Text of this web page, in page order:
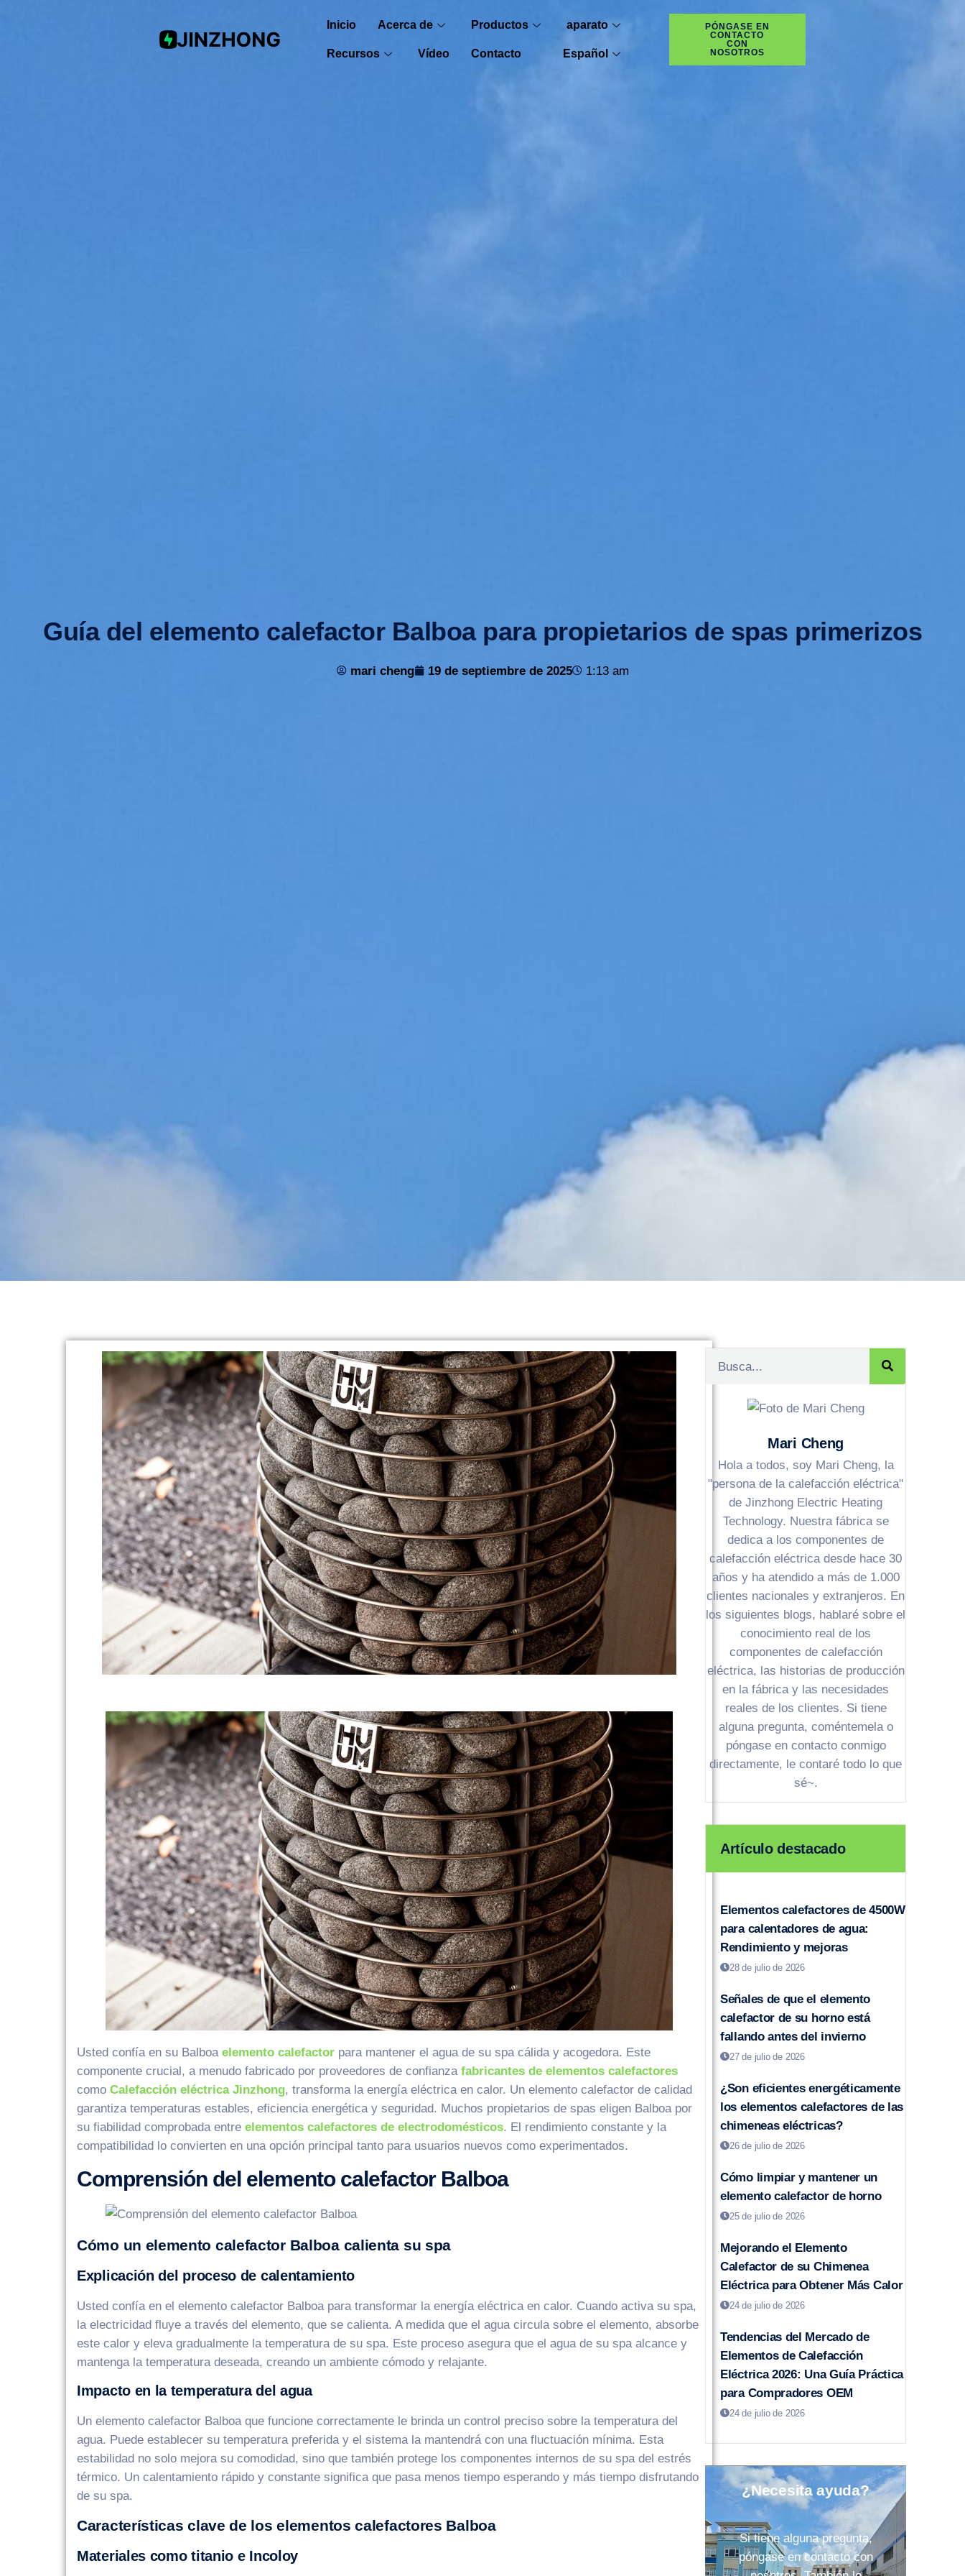
Inicio Acerca de Productos aparato
Recursos Vídeo Contacto Español
PÓNGASE EN
CONTACTO
CON
NOSOTROS
Guía del elemento calefactor Balboa para propietarios de spas primerizos
mari cheng 19 de septiembre de 2025 1:13 am
Usted confía en su Balboa elemento calefactor para mantener el agua de su spa cálida y acogedora. Este
componente crucial, a menudo fabricado por proveedores de confianza fabricantes de elementos calefactores
como Calefacción eléctrica Jinzhong , transforma la energía eléctrica en calor. Un elemento calefactor de calidad
garantiza temperaturas estables, eficiencia energética y seguridad. Muchos propietarios de spas eligen Balboa por
su fiabilidad comprobada entre elementos calefactores de electrodomésticos . El rendimiento constante y la
compatibilidad lo convierten en una opción principal tanto para usuarios nuevos como experimentados.
Comprensión del elemento calefactor Balboa
Cómo un elemento calefactor Balboa calienta su spa
Explicación del proceso de calentamiento
Usted confía en el elemento calefactor Balboa para transformar la energía eléctrica en calor. Cuando activa su spa,
la electricidad fluye a través del elemento, que se calienta. A medida que el agua circula sobre el elemento, absorbe
este calor y eleva gradualmente la temperatura de su spa. Este proceso asegura que el agua de su spa alcance y
mantenga la temperatura deseada, creando un ambiente cómodo y relajante.
Impacto en la temperatura del agua
Un elemento calefactor Balboa que funcione correctamente le brinda un control preciso sobre la temperatura del
agua. Puede establecer su temperatura preferida y el sistema la mantendrá con una fluctuación mínima. Esta
estabilidad no solo mejora su comodidad, sino que también protege los componentes internos de su spa del estrés
térmico. Un calentamiento rápido y constante significa que pasa menos tiempo esperando y más tiempo disfrutando
de su spa.
Características clave de los elementos calefactores Balboa
Materiales como titanio e Incoloy
Mari Cheng
Hola a todos, soy Mari Cheng, la
"persona de la calefacción eléctrica"
de Jinzhong Electric Heating
Technology. Nuestra fábrica se
dedica a los componentes de
calefacción eléctrica desde hace 30
años y ha atendido a más de 1.000
clientes nacionales y extranjeros. En
los siguientes blogs, hablaré sobre el
conocimiento real de los
componentes de calefacción
eléctrica, las historias de producción
en la fábrica y las necesidades
reales de los clientes. Si tiene
alguna pregunta, coméntemela o
póngase en contacto conmigo
directamente, le contaré todo lo que
sé~.
Artículo destacado
Elementos calefactores de 4500W
para calentadores de agua:
Rendimiento y mejoras
28 de julio de 2026
Señales de que el elemento
calefactor de su horno está
fallando antes del invierno
27 de julio de 2026
¿Son eficientes energéticamente
los elementos calefactores de las
chimeneas eléctricas?
26 de julio de 2026
Cómo limpiar y mantener un
elemento calefactor de horno
25 de julio de 2026
Mejorando el Elemento
Calefactor de su Chimenea
Eléctrica para Obtener Más Calor
24 de julio de 2026
Tendencias del Mercado de
Elementos de Calefacción
Eléctrica 2026: Una Guía Práctica
para Compradores OEM
24 de julio de 2026
¿Necesita ayuda?
Si tiene alguna pregunta,
póngase en contacto con